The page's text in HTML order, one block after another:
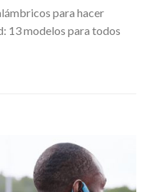
para hacer
13 modelos para todos